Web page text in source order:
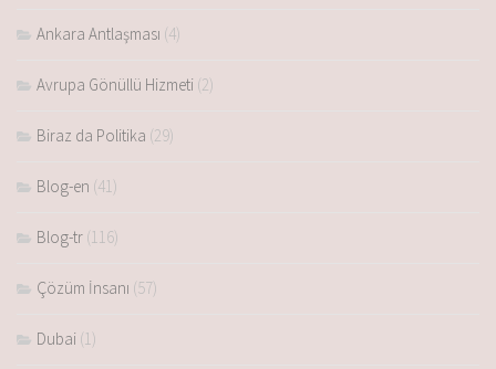
Ankara Antlaşması (4)
Avrupa Gönüllü Hizmeti (2)
Biraz da Politika (29)
Blog-en (41)
Blog-tr (116)
Çözüm İnsanı (57)
Dubai (1)